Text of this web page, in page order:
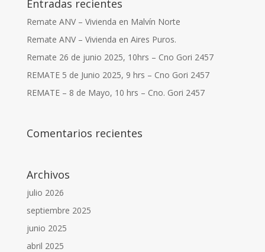
Entradas recientes
Remate ANV – Vivienda en Malvín Norte
Remate ANV – Vivienda en Aires Puros.
Remate 26 de junio 2025, 10hrs – Cno Gori 2457
REMATE 5 de Junio 2025, 9 hrs – Cno Gori 2457
REMATE – 8 de Mayo, 10 hrs – Cno. Gori 2457
Comentarios recientes
Archivos
julio 2026
septiembre 2025
junio 2025
abril 2025